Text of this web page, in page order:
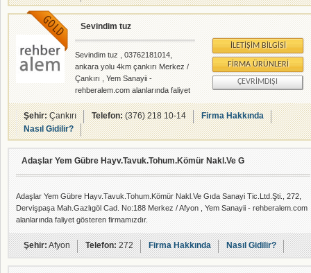
Sevindim tuz
Sevindim tuz , 03762181014,
ankara yolu 4km çankırı Merkez /
Çankırı , Yem Sanayii -
rehberalem.com alanlarında faliyet
gösteren firmamızdır.
İLETIŞIM BILGISI
FIRMA ÜRÜNLERI
ÇEVRIMDIŞI
Şehir:Çankırı Telefon:(376) 218 10-14
Firma Hakkında
Nasıl Gidilir?
Adaşlar Yem Gübre Hayv.Tavuk.Tohum.Kömür Nakl.Ve G
Adaşlar Yem Gübre Hayv.Tavuk.Tohum.Kömür Nakl.Ve Gıda Sanayi Tic.Ltd.Şti., 272,
Dervişpaşa Mah.Gazlıgöl Cad. No:188 Merkez / Afyon , Yem Sanayii - rehberalem.com
alanlarında faliyet gösteren firmamızdır.
Şehir:Afyon Telefon:272 Firma Hakkında Nasıl Gidilir?